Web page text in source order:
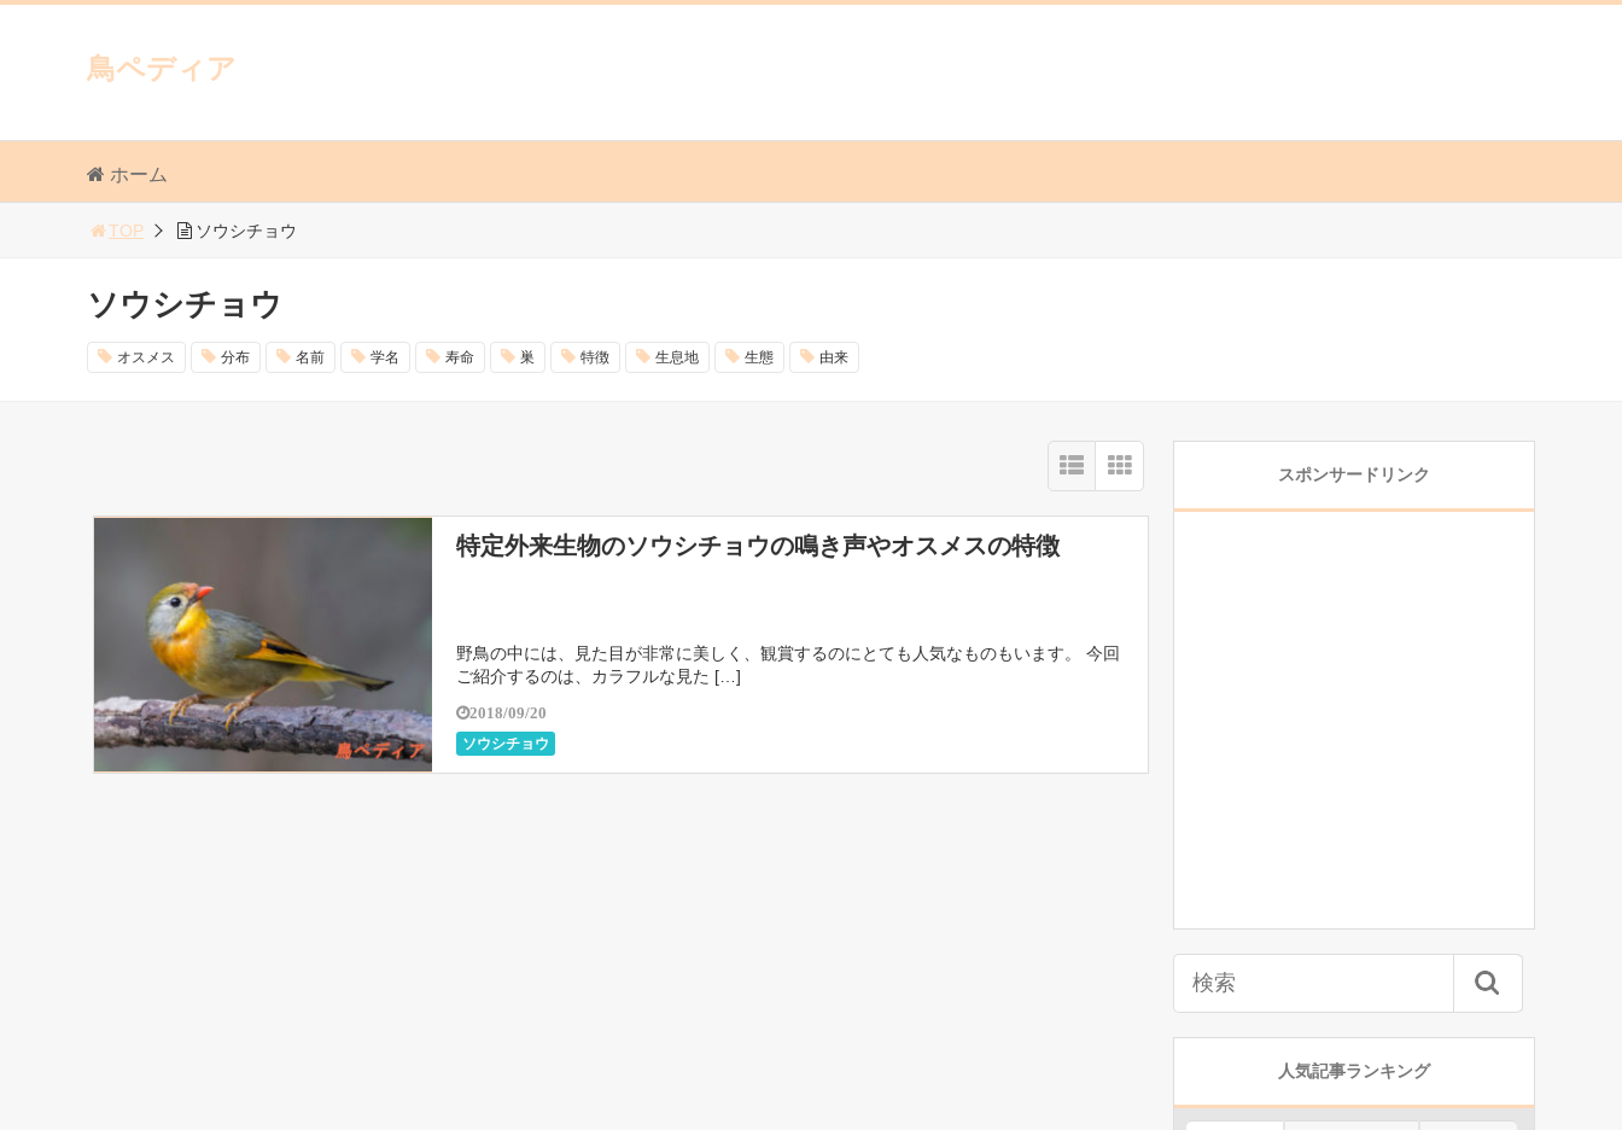
鳥ペディア
ホーム
TOP ソウシチョウ
ソウシチョウ
オスメス 分布 名前 学名 寿命 巣 特徴 生息地 生態 由来
特定外来生物のソウシチョウの鳴き声やオスメスの特徴
野鳥の中には、見た目が非常に美しく、観賞するのにとても人気なものもいます。 今回
ご紹介するのは、カラフルな見た […]
2018/09/20
ソウシチョウ
スポンサードリンク
人気記事ランキング